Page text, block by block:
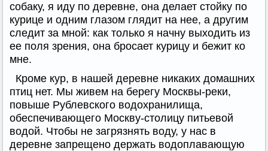
собаку, я иду по деревне, она делает стойку по
курице и одним глазом глядит на нее, а другим
следит за мной: как только я начну выходить из
ее поля зрения, она бросает курицу и бежит ко
мне.
Кроме кур, в нашей деревне никаких домашних
птиц нет. Мы живем на берегу Москвы-реки,
повыше Рублевского водохранилища,
обеспечивающего Москву-столицу питьевой
водой. Чтобы не загрязнять воду, у нас в
деревне запрещено держать водоплавающую